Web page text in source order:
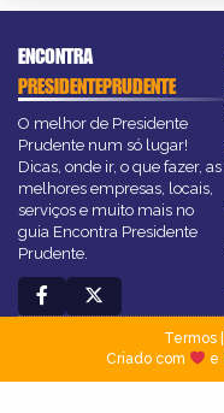
ENCONTRA
PRESIDENTEPRUDENTE
O melhor de Presidente
Prudente num só lugar!
Dicas, onde ir, o que fazer, as
melhores empresas, locais,
serviços e muito mais no
guia Encontra Presidente
Prudente.
Termos|
Criado com
e